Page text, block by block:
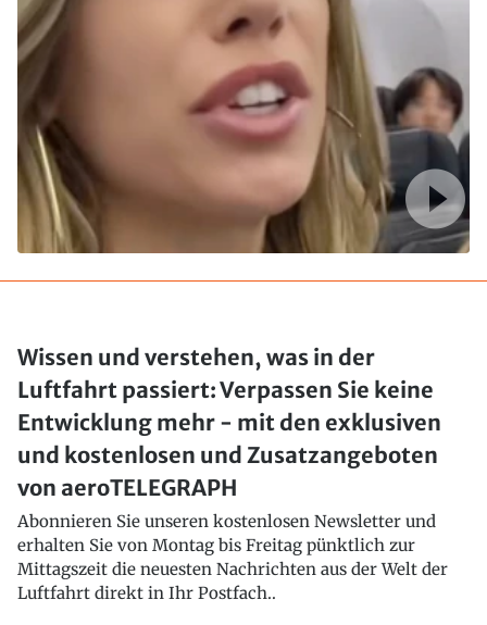
Wissen und verstehen, was in der
Luftfahrt passiert: Verpassen Sie keine
Entwicklung mehr - mit den exklusiven
und kostenlosen und Zusatzangeboten
von aeroTELEGRAPH
Abonnieren Sie unseren kostenlosen Newsletter und
erhalten Sie von Montag bis Freitag pünktlich zur
Mittagszeit die neuesten Nachrichten aus der Welt der
Luftfahrt direkt in Ihr Postfach..